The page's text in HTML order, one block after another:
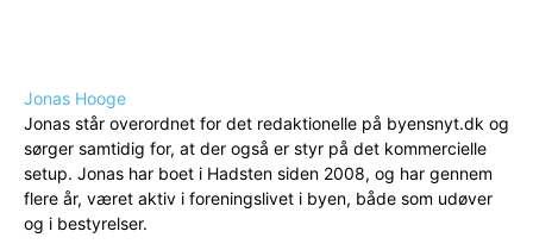
Jonas Hooge
Jonas står overordnet for det redaktionelle på byensnyt.dk og
sørger samtidig for, at der også er styr på det kommercielle
setup. Jonas har boet i Hadsten siden 2008, og har gennem
flere år, været aktiv i foreningslivet i byen, både som udøver
og i bestyrelser.